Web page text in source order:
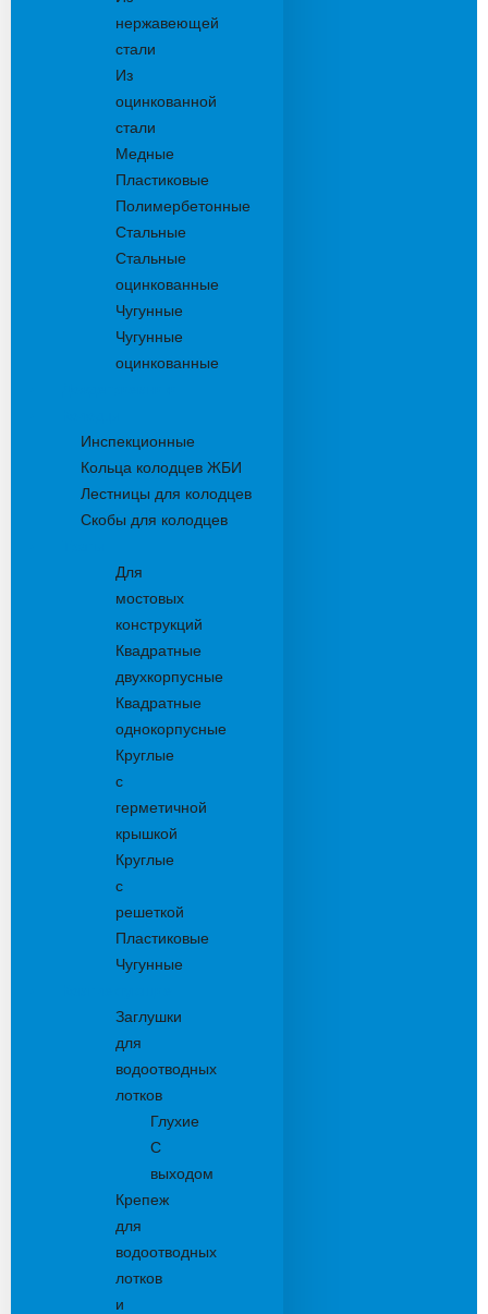
нержавеющей
стали
Из
оцинкованной
стали
Медные
Пластиковые
Полимербетонные
Стальные
Стальные
оцинкованные
Чугунные
Чугунные
оцинкованные
Инспекционные
Кольца колодцев ЖБИ
Лестницы для колодцев
Скобы для колодцев
Для
мостовых
конструкций
Квадратные
двухкорпусные
Квадратные
однокорпусные
Круглые
с
герметичной
крышкой
Круглые
с
решеткой
Пластиковые
Чугунные
Заглушки
для
водоотводных
лотков
Глухие
С
выходом
Крепеж
для
водоотводных
лотков
и